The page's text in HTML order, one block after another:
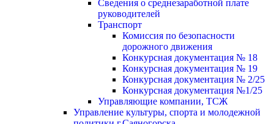
Сведения о среднезаработной плате
руководителей
Транспорт
Комиссия по безопасности
дорожного движения
Конкурсная документация № 18
Конкурсная документация № 19
Конкурсная документация № 2/25
Конкурсная документация №1/25
Управляющие компании, ТСЖ
Управление культуры, спорта и молодежной